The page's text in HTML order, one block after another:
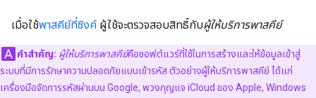
เมื่อใช้พาสคีย์ที่ซิงค์ ผู้ใช้จะตรวจสอบสิทธิ์กับผู้ให้บริการพาสคีย์
คำสำคัญ: ผู้ให้บริการพาสคีย์คือซอฟต์แวร์ที่ใช้ในการสร้างและให้ข้อมูลเข้าสู่
ระบบที่มีการรักษาความปลอดภัยแบบเข้ารหัส ตัวอย่างผู้ให้บริการพาสคีย์ ได้แก่
เครื่องมือจัดการรหัสผ่านบน Google, พวงกุญแจ iCloud ของ Apple, Windows